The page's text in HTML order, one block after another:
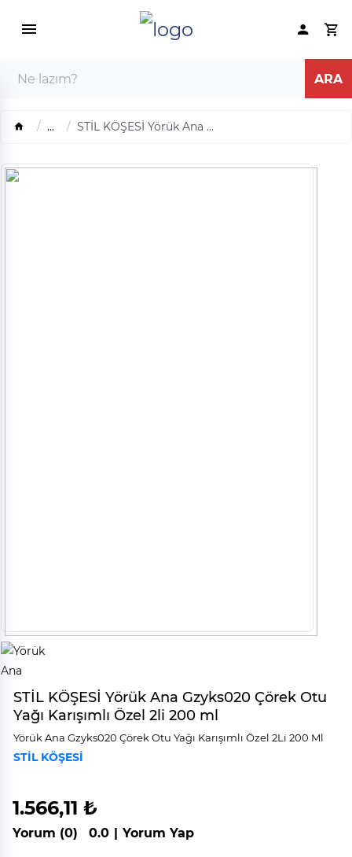
... STİL KÖŞESİ Yörük Ana ...
STİL KÖŞESİ Yörük Ana Gzyks020 Çörek Otu
Yağı Karışımlı Özel 2li 200 ml
Yörük Ana Gzyks020 Çörek Otu Yağı Karışımlı Özel 2Li̇ 200 Ml
STİL KÖŞESİ
1.566,11 ₺
Yorum (0) 0.0 | Yorum Yap